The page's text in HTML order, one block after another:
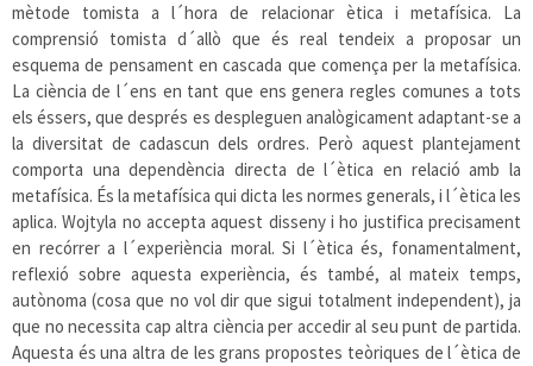
mètode tomista a l´hora de relacionar ètica i metafísica. La
comprensió tomista d´allò que és real tendeix a proposar un
esquema de pensament en cascada que comença per la metafísica.
La ciència de l´ens en tant que ens genera regles comunes a tots
els éssers, que després es despleguen analògicament adaptant-se a
la diversitat de cadascun dels ordres. Però aquest plantejament
comporta una dependència directa de l´ètica en relació amb la
metafísica. És la metafísica qui dicta les normes generals, i l´ètica les
aplica. Wojtyla no accepta aquest disseny i ho justifica precisament
en recórrer a l´experiència moral. Si l´ètica és, fonamentalment,
reflexió sobre aquesta experiència, és també, al mateix temps,
autònoma (cosa que no vol dir que sigui totalment independent), ja
que no necessita cap altra ciència per accedir al seu punt de partida.
Aquesta és una altra de les grans propostes teòriques de l´ètica de